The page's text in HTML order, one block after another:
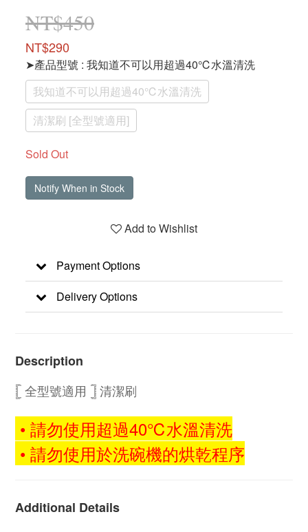
NT$450
NT$290
➤產品型號 : 我知道不可以用超過40℃水溫清洗
我知道不可以用超過40℃水溫清洗
清潔刷 [全型號適用]
Sold Out
Notify When in Stock
Add to Wishlist
Payment Options
Delivery Options
Description
𓊈 全型號適用 𓊉清潔刷
• 請勿使用超過40℃水溫清洗
• 請勿使用於洗碗機的烘乾程序
Additional Details